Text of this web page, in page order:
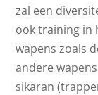
zal een
ook training in
wapens zoals
andere wapens
sikaran